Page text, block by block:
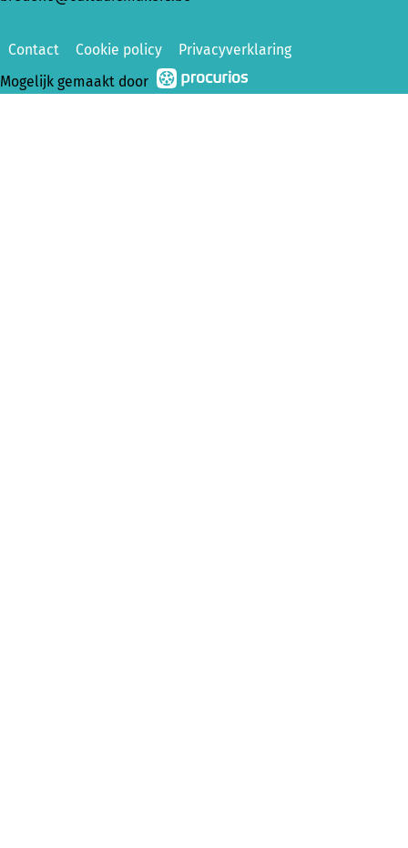
Contact Cookie policy
Privacyverklaring
Mogelijk gemaakt door